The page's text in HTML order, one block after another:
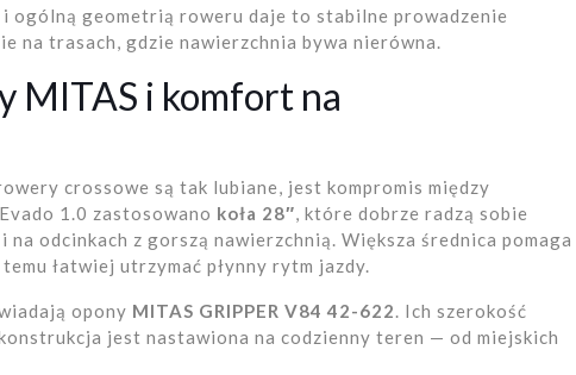
i ogólną geometrią roweru daje to stabilne prowadzenie
na trasach, gdzie nawierzchnia bywa nierówna.
MITAS i komfort na
crossowe są tak lubiane, jest kompromis między
1.0 zastosowano koła 28″, które dobrze radzą sobie
odcinkach z gorszą nawierzchnią. Większa średnica pomaga
łatwiej utrzymać płynny rytm jazdy.
opony MITAS GRIPPER V84 42-622. Ich szerokość
jest nastawiona na codzienny teren — od miejskich